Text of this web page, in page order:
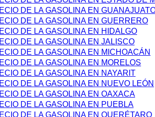
DE LA GASOLINA EN
DE LA GASOLINA EN GUERRERO
DE LA GASOLINA EN HIDALGO
DE LA GASOLINA EN JALISCO
DE LA GASOLINA EN MICHOACÁN
DE LA GASOLINA EN MORELOS
DE LA GASOLINA EN NAYARIT
DE LA GASOLINA EN NUEVO LEÓN
DE LA GASOLINA EN OAXACA
DE LA GASOLINA EN PUEBLA
DE LA GASOLINA EN QUERÉTARO